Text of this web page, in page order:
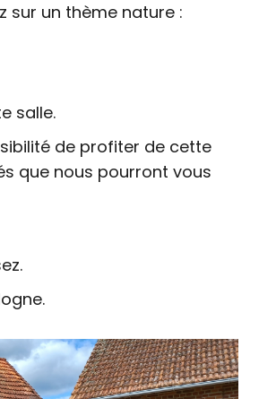
sur un thème nature :
salle.
de profiter de cette
que nous pourront vous